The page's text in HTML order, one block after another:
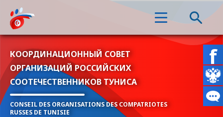
КООРДИНАЦИОННЫЙ СОВЕТ
ОРГАНИЗАЦИЙ РОССИЙСКИХ
СООТЕЧЕСТВЕННИКОВ ТУНИСА
CONSEIL DES ORGANISATIONS DES COMPATRIOTES
RUSSES DE TUNISIE